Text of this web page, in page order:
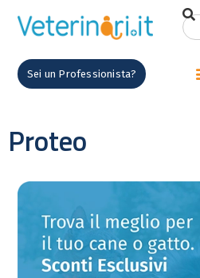
Sei un Professionista?
Proteo